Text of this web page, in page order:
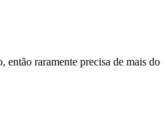
raramente precisa de mais do